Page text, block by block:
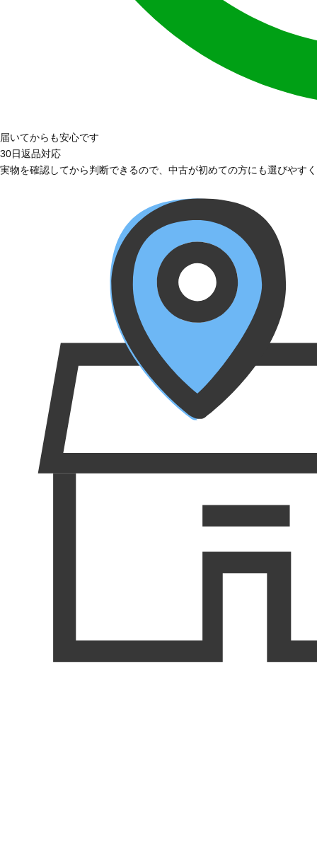
届いてからも安心です
30日返品対応
実物を確認してから判断できるので、中古が初めての方にも選びやす